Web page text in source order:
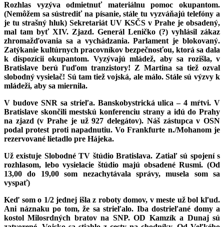
Rozhlas vyzýva odmietnuť materiálnu pomoc okupantom.
(Nemôžem sa sústrediť na písanie, stále tu vyzváňajú telefóny a
je tu strašný hluk) Sekretariát UV KSČS v Prahe je obsadený,
mal tam byť XIV. Zjazd. Generál Leničko (?) vyhlásil zákaz
zhromažďovania sa a vychádzania. Parlament je blokovaný.
Zatýkanie kultúrnych pracovníkov bezpečnosťou, ktorá sa dala
k dispozícii okupantom. Vyzývajú mládež, aby sa rozišla, v
Bratislave berú ľuďom tranzistory! Z Martina sa tiež ozval
slobodný vysielač! Sú tam tiež vojská, ale málo. Stále sú výzvy k
mládeži, aby sa miernila.
V budove SNR sa strieľa. Banskobystrická ulica – 4 mŕtvi. V
Bratislave skončili mestskú konferenciu strany a idú do Prahy
na zjazd (v Prahe je už 927 delegátov). Náš zástupca v OSN
podal protest proti napadnutiu. Vo Frankfurte n./Mohanom je
rezervované lietadlo pre Hájeka.
Už existuje Slobodné TV štúdio Bratislava. Zatiaľ sú spojení s
rozhlasom, lebo vysielacie štúdio majú obsadené Rusmi. (Od
13,00 do 19,00 som nezachytávala správy, musela som sa
vyspať)
Keď som o 1/2 jednej išla z roboty domov, v meste už bol kľud.
Ani náznaku po tom, že sa strieľalo. Iba dostrieľané domy a
kostol Milosrdných bratov na SNP. OD Kamzík a Dunaj sú